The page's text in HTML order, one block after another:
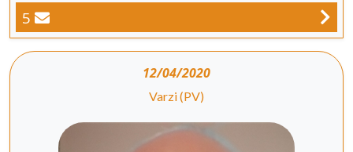
5
12/04/2020
Varzi (PV)